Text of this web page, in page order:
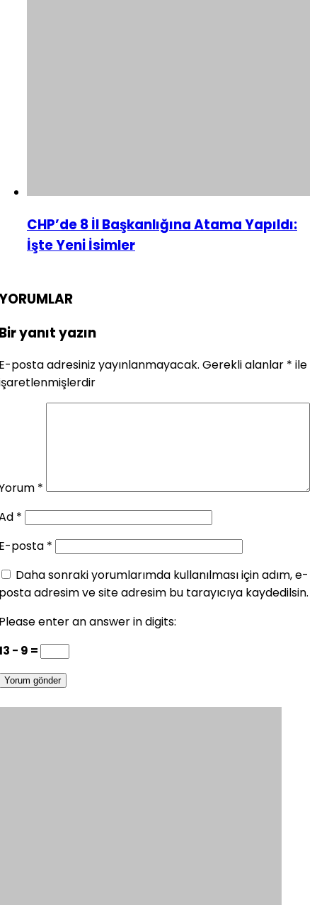
CHP’de 8 İl Başkanlığına Atama Yapıldı:
İşte Yeni İsimler
yanıt yazın
posta adresiniz yayınlanmayacak. Gerekli alanlar * ile
*
*
posta *
Daha sonraki yorumlarımda kullanılması için adım, e-
adresim ve site adresim bu tarayıcıya kaydedilsin.
enter an answer in digits:
− 9 =